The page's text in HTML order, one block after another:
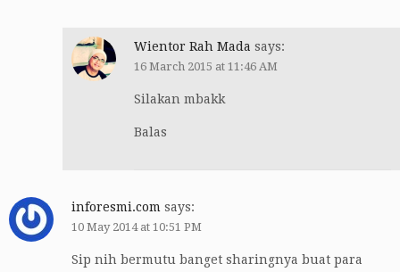
Wientor Rah Mada says:
16 March 2015 at 11:46 AM
Silakan mbakk
Balas
inforesmi.com says:
10 May 2014 at 10:51 PM
Sip nih bermutu banget sharingnya buat para